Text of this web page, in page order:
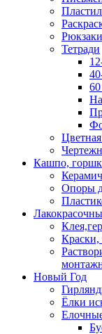
Тетради
Кашпо,
Опоры
Краски,
Новый Год
Ёлки